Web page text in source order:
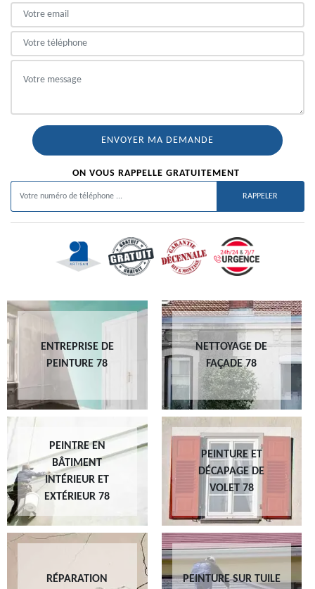
ON VOUS RAPPELLE GRATUITEMENT
ENTREPRISE DE
PEINTURE 78
NETTOYAGE DE
FAÇADE 78
PEINTRE EN
BÂTIMENT
INTÉRIEUR ET
EXTÉRIEUR 78
PEINTURE ET
DÉCAPAGE DE
VOLET 78
RÉPARATION
PEINTURE SUR TUILE